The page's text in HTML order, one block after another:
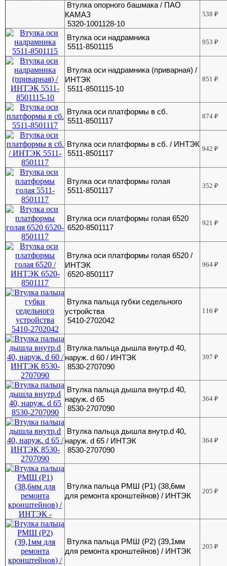
Втулка опорного башмака / ПАО
КАМАЗ
5320-1001128-10
538₽
Втулка оси надрамника
5511-8501115
953₽
Втулка оси надрамника (приварная) /
ИНТЭК
5511-8501115-10
851₽
Втулка оси платформы в сб.
5511-8501117
874₽
Втулка оси платформы в сб. / ИНТЭК
5511-8501117
942₽
Втулка оси платформы голая
5511-8501117
352₽
Втулка оси платформы голая 6520
6520-8501117
921₽
Втулка оси платформы голая 6520 /
ИНТЭК
6520-8501117
964₽
Втулка пальца губки седельного
устройства
5410-2702042
116₽
Втулка пальца дышла внутр.d 40,
наруж. d 60 / ИНТЭК
8530-2707090
397₽
Втулка пальца дышла внутр.d 40,
наруж. d 65
8530-2707090
364₽
Втулка пальца дышла внутр.d 40,
наруж. d 65 / ИНТЭК
8530-2707090
364₽
Втулка пальца РМШ (Р1) (38,6мм
для ремонта кронштейнов) / ИНТЭК
205₽
Втулка пальца РМШ (Р2) (39,1мм
для ремонта кронштейнов) / ИНТЭК
205₽